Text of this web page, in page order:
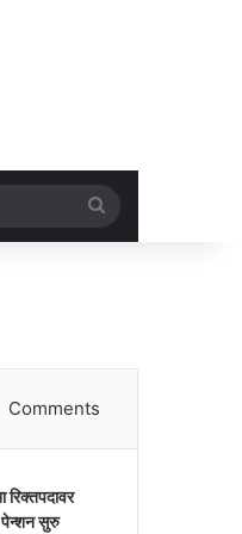
for
Comments
रिक्तपदावर
पेन्शन सुरु